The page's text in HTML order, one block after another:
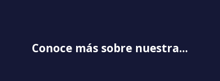
Conoce más sobre nuestra...